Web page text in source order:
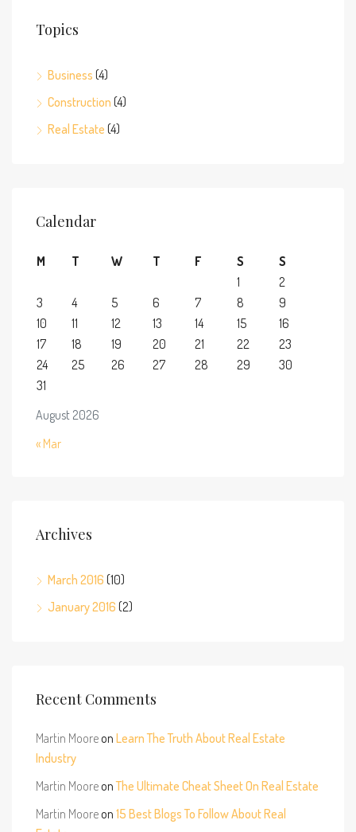
Topics
Business (4)
Construction (4)
Real Estate (4)
Calendar
August 2026
M T W T F S
S
1
2
3
4 5 6 7 8
9
10
11 12 13 14 15
16
17
18 19 20 21 22
23
24
25 26 27 28 29
30
31
« Mar
Archives
March 2016 (10)
January 2016 (2)
Recent Comments
Martin Mooreon Learn The Truth About Real Estate
Industry
Martin MooreonThe Ultimate Cheat Sheet On Real Estate
Martin Mooreon 15 Best Blogs To Follow About Real